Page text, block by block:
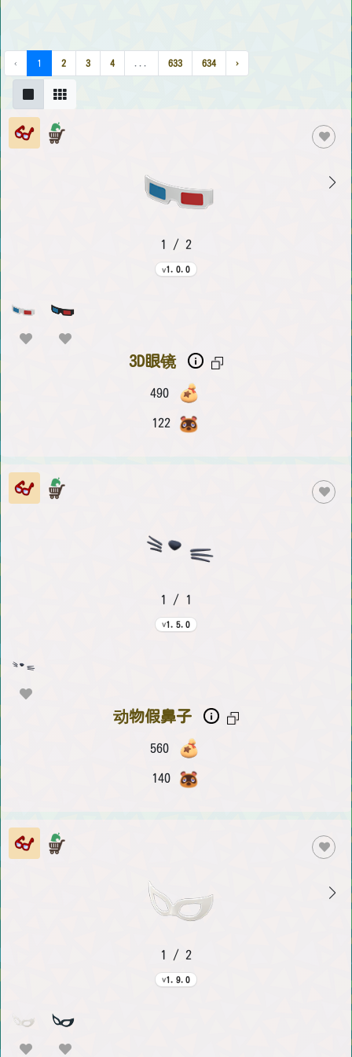
‹ 1 2 3 4 633 634 ›
1 / 2
1.0.0
3D眼镜
490
122
1 / 1
1.5.0
动物假鼻子
560
140
1 / 2
1.9.0